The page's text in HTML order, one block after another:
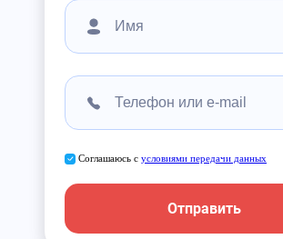
Соглашаюсь с условиями передачи данных
Отправить